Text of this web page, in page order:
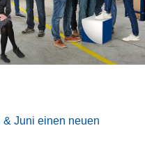
& Juni einen neuen